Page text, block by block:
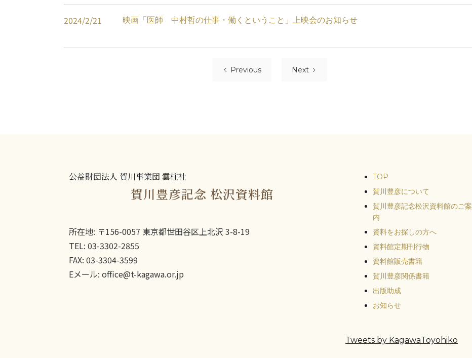
2024/2/21 映画「医師 中村哲の仕事・働くということ」上映会のお知らせ
Previous Next
公益財団法人 賀川事業団 雲柱社
賀川豊彦記念 松沢資料館
所在地: 〒156-0057 東京都世田谷区上北沢 3-8-19
TEL: 03-3302-2855
FAX: 03-3304-3599
Eメール: office@t-kagawa.or.jp
TOP
賀川豊彦について
賀川豊彦記念松沢資料館のご案
内
資料をお探しの方へ
資料館定期刊行物
資料館販売書籍
賀川豊彦関係書籍
出版助成
お知らせ
Tweets by KagawaToyohiko